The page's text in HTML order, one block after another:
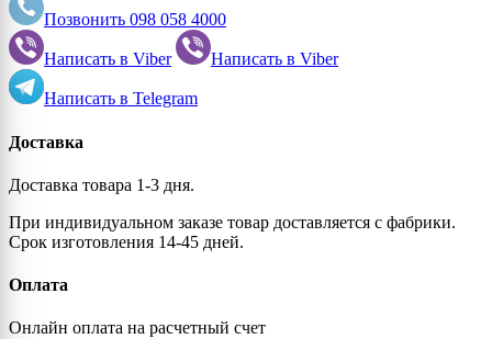
Позвонить 098 058 4000
Написать в Viber Написать в Viber
Написать в Telegram
Доставка
Доставка товара 1-3 дня.
При индивидуальном заказе товар доставляется с фабрики.
Срок изготовления 14-45 дней.
Оплата
Онлайн оплата на расчетный счет